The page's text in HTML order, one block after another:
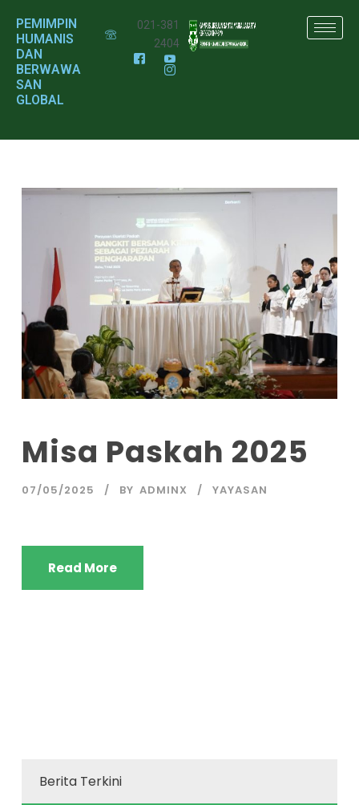
PEMIMPIN
HUMANIS
DAN
BERWAWA
SAN
GLOBAL
021-381
2404
Misa Paskah 2025
07/05/2025 BY ADMINX YAYASAN
Read More
Berita Terkini